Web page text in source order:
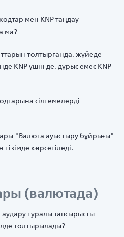
мен KNP таңдау
ма?
толтырғанда, жүйеде
KNP үшін де, дұрыс емес KNP
сілтемелерді
"Валюта ауыстыру бұйрығы"
көрсетіледі.
(валютада)
туралы тапсырысты
толтырылады?